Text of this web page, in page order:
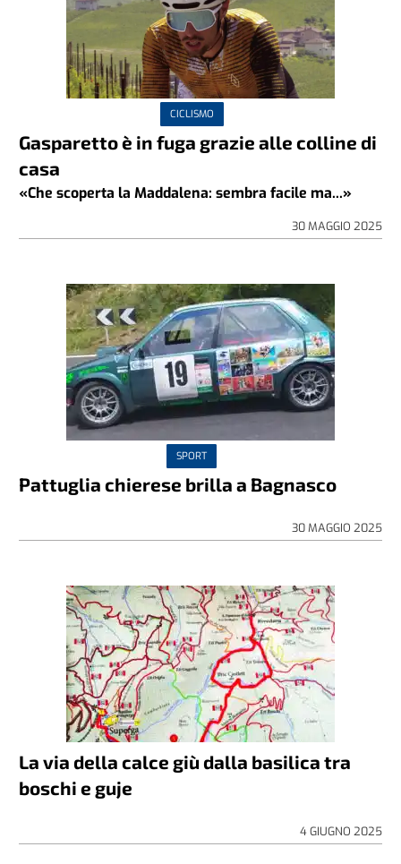
CICLISMO
Gasparetto è in fuga grazie alle colline di
casa
«Che scoperta la Maddalena: sembra facile ma...»
30 MAGGIO 2025
SPORT
Pattuglia chierese brilla a Bagnasco
30 MAGGIO 2025
La via della calce giù dalla basilica tra
boschi e guje
4 GIUGNO 2025